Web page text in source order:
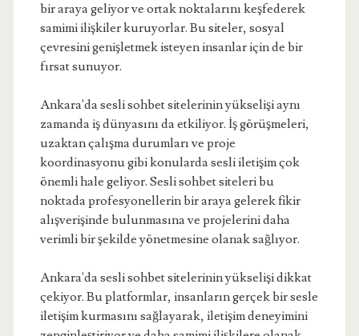
bir araya geliyor ve ortak noktalarını keşfederek
samimi ilişkiler kuruyorlar. Bu siteler, sosyal
çevresini genişletmek isteyen insanlar için de bir
fırsat sunuyor.
Ankara'da sesli sohbet sitelerinin yükselişi aynı
zamanda iş dünyasını da etkiliyor. İş görüşmeleri,
uzaktan çalışma durumları ve proje
koordinasyonu gibi konularda sesli iletişim çok
önemli hale geliyor. Sesli sohbet siteleri bu
noktada profesyonellerin bir araya gelerek fikir
alışverişinde bulunmasına ve projelerini daha
verimli bir şekilde yönetmesine olanak sağlıyor.
Ankara'da sesli sohbet sitelerinin yükselişi dikkat
çekiyor. Bu platformlar, insanların gerçek bir sesle
iletişim kurmasını sağlayarak, iletişim deneyimini